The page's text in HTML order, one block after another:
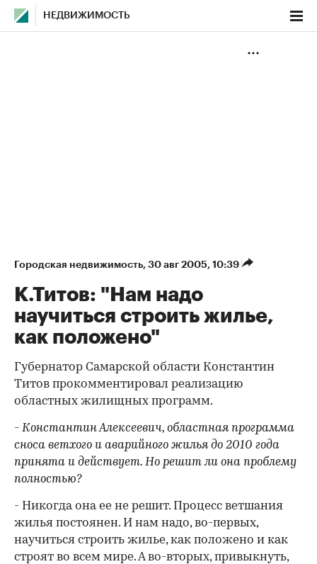
НЕДВИЖИМОСТЬ
Городская недвижимость⁠, 30 авг 2005, 10:39
К.Титов: "Нам надо
научиться строить жилье,
как положено"
Губернатор Самарской области Константин
Титов прокомментировал реализацию
областных жилищных программ.
- Константин Алексеевич, областная программа
сноса ветхого и аварийного жилья до 2010 года
принята и действует. Но решит ли она проблему
полностью?
- Никогда она ее не решит. Процесс ветшания
жилья постоянен. И нам надо, во-первых,
научиться строить жилье, как положено и как
строят во всем мире. А во-вторых, привыкнуть,